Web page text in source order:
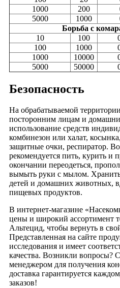
1000
200
5000
1000
Борьба с
10
100
100
1000
1000
10000
5000
50000
Безопасность
На обрабатываемой
посторонним лицам и
использование средств
комбинезон или халат,
защитные очки, респиратор.
рекомендуется пить, курить и
окончании переодеться,
вымыть руки с мылом.
детей и домашних животных,
пищевых продуктов.
В интернет-магазине
цены и широкий ассортимент
Альтецид, чтобы вернуть в
Представленная на сайте
исследования и имеет
качества. Возникли вопросы?
менеджером для получения
доставка гарантируется
заказов!